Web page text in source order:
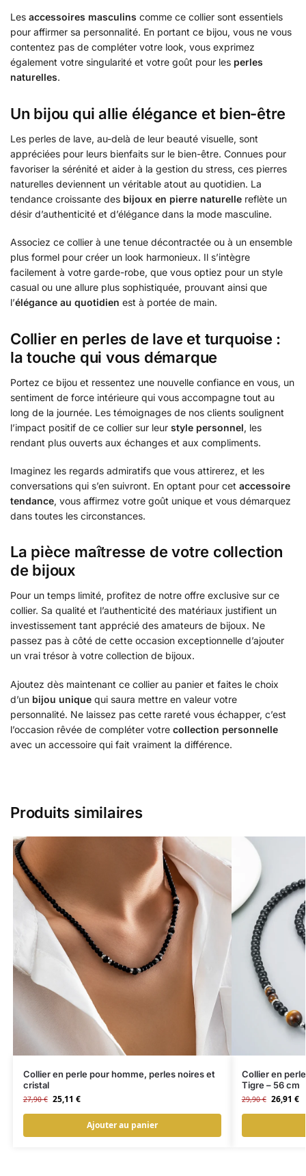
Les accessoires masculins comme ce collier sont essentiels
pour affirmer sa personnalité. En portant ce bijou, vous ne vous
contentez pas de compléter votre look, vous exprimez
également votre singularité et votre goût pour les perles
naturelles.
Un bijou qui allie élégance et bien-être
Les perles de lave, au-delà de leur beauté visuelle, sont
appréciées pour leurs bienfaits sur le bien-être. Connues pour
favoriser la sérénité et aider à la gestion du stress, ces pierres
naturelles deviennent un véritable atout au quotidien. La
tendance croissante des bijoux en pierre naturelle reflète un
désir d’authenticité et d’élégance dans la mode masculine.
Associez ce collier à une tenue décontractée ou à un ensemble
plus formel pour créer un look harmonieux. Il s’intègre
facilement à votre garde-robe, que vous optiez pour un style
casual ou une allure plus sophistiquée, prouvant ainsi que
l’élégance au quotidien est à portée de main.
Collier en perles de lave et turquoise :
la touche qui vous démarque
Portez ce bijou et ressentez une nouvelle confiance en vous, un
sentiment de force intérieure qui vous accompagne tout au
long de la journée. Les témoignages de nos clients soulignent
l’impact positif de ce collier sur leur style personnel, les
rendant plus ouverts aux échanges et aux compliments.
Imaginez les regards admiratifs que vous attirerez, et les
conversations qui s’en suivront. En optant pour cet accessoire
tendance, vous affirmez votre goût unique et vous démarquez
dans toutes les circonstances.
La pièce maîtresse de votre collection
de bijoux
Pour un temps limité, profitez de notre offre exclusive sur ce
collier. Sa qualité et l’authenticité des matériaux justifient un
investissement tant apprécié des amateurs de bijoux. Ne
passez pas à côté de cette occasion exceptionnelle d’ajouter
un vrai trésor à votre collection de bijoux.
Ajoutez dès maintenant ce collier au panier et faites le choix
d’un bijou unique qui saura mettre en valeur votre
personnalité. Ne laissez pas cette rareté vous échapper, c’est
l’occasion rêvée de compléter votre collection personnelle
avec un accessoire qui fait vraiment la différence.
Produits similaires
Collier en perle pour homme, perles noires et
cristal
27,90€ 25,11 €
Ajouter au panier
Collier en
Tigre – 56 cm
29,90€ 26,91 €